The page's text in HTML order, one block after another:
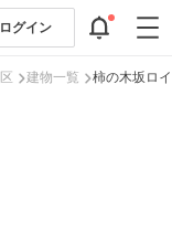
ログイン
建物一覧 柿の木坂ロ